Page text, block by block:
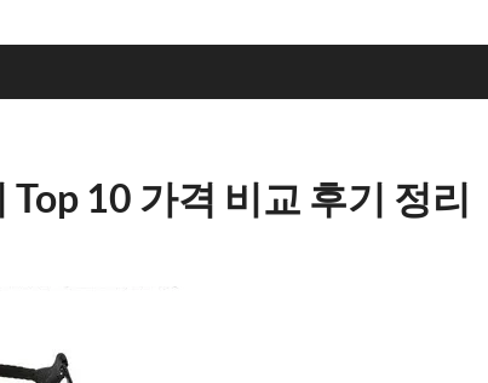
10 가격 비교 후기 정리